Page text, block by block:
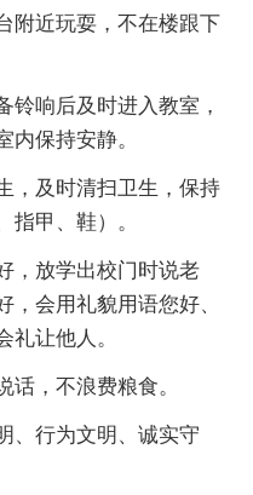
附近玩耍，不在楼跟下
铃响后及时进入教室，
内保持安静。
，及时清扫卫生，保持
指甲、鞋）。
，放学出校门时说老
，会用礼貌用语您好、
礼让他人。
话，不浪费粮食。
、行为文明、诚实守